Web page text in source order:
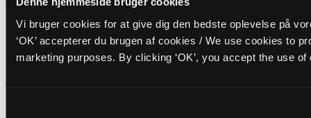
Vi bruger cookies for at give dig den bedste oplevelse på
‘OK’ accepterer du brugen af cookies / We use cookies to
marketing purposes. By clicking ‘OK’, you accept the use of